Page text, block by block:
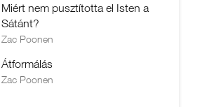
Miért nem pusztította el Isten a
Sátánt?
Zac Poonen
Átformálás
Zac Poonen